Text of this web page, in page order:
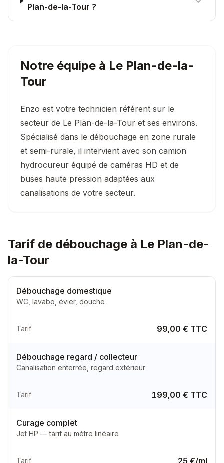
Plan-de-la-Tour ?
Notre équipe à Le Plan-de-la-
Tour
Enzo est votre technicien référent sur le
secteur de Le Plan-de-la-Tour et ses environs.
Spécialisé dans le débouchage en zone rurale
et semi-rurale, il intervient avec son camion
hydrocureur équipé de caméras HD et de
buses haute pression adaptées aux
canalisations de votre secteur.
Tarif de débouchage à Le Plan-de-
la-Tour
Débouchage domestique
WC, lavabo, évier, douche
Tarif 99,00 € TTC
Débouchage regard / collecteur
Canalisation enterrée, regard extérieur
Tarif 199,00 € TTC
Curage complet
Jet HP — tarif au mètre linéaire
Tarif 25 €/ml